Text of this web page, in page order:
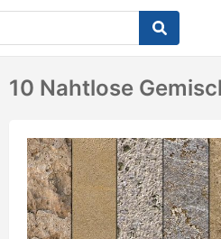
10 Nahtlose